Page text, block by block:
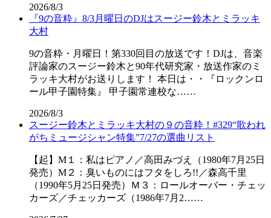
2026/8/3
『9の音粋』8/3月曜日のDJはスージー鈴木とミラッキ
大村
9の音粋・月曜日！第330回目の放送です！DJは、音楽
評論家のスージー鈴木と90年代研究家・放送作家のミ
ラッキ大村がお送りします！ 本日は・・『ロックンロ
ール甲子園特集』 甲子園常連校な……
2026/8/3
スージー鈴木とミラッキ大村の９の音粋！#329“歌われ
がちミュージシャン特集”7/27の選曲リスト
【起】M１：私はピアノ／高田みづえ（1980年7月25日
発売）M２：臭いものにはフタをしろ!!／森高千里
（1990年5月25日発売）Ｍ３：ロールオーバー・チェッ
カーズ／チェッカーズ（1986年7月2……